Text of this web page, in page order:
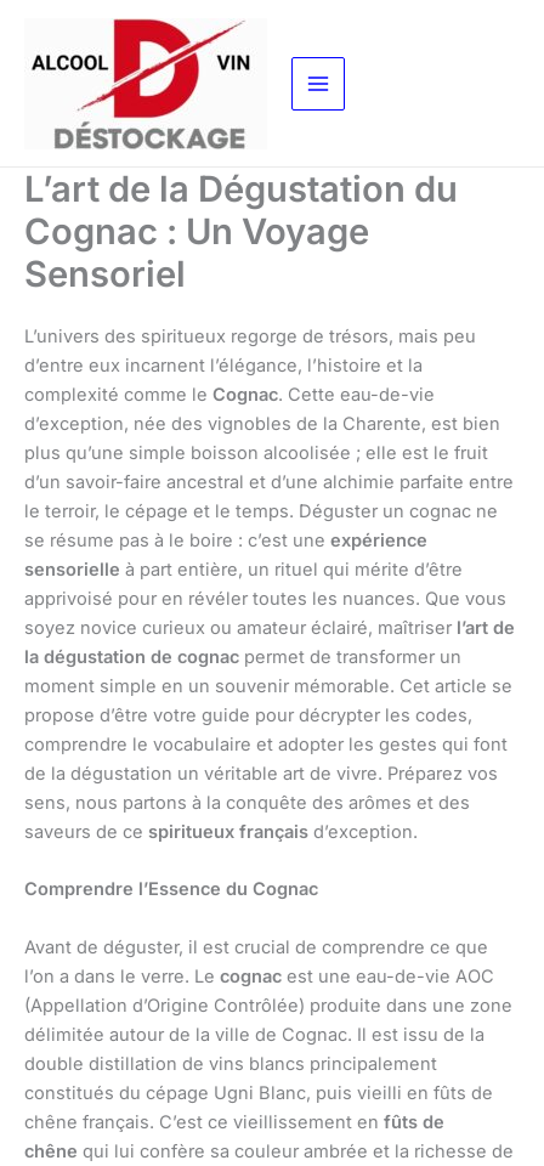
contenu
L’art de la Dégustation du
Cognac : Un Voyage
Sensoriel
L’univers des spiritueux regorge de trésors, mais peu
d’entre eux incarnent l’élégance, l’histoire et la
complexité comme le Cognac. Cette eau-de-vie
d’exception, née des vignobles de la Charente, est bien
plus qu’une simple boisson alcoolisée ; elle est le fruit
d’un savoir-faire ancestral et d’une alchimie parfaite entre
le terroir, le cépage et le temps. Déguster un cognac ne
se résume pas à le boire : c’est une expérience
sensorielle à part entière, un rituel qui mérite d’être
apprivoisé pour en révéler toutes les nuances. Que vous
soyez novice curieux ou amateur éclairé, maîtriser l’art de
la dégustation de cognac permet de transformer un
moment simple en un souvenir mémorable. Cet article se
propose d’être votre guide pour décrypter les codes,
comprendre le vocabulaire et adopter les gestes qui font
de la dégustation un véritable art de vivre. Préparez vos
sens, nous partons à la conquête des arômes et des
saveurs de ce spiritueux français d’exception.
Comprendre l’Essence du Cognac
Avant de déguster, il est crucial de comprendre ce que
l’on a dans le verre. Le cognac est une eau-de-vie AOC
(Appellation d’Origine Contrôlée) produite dans une zone
délimitée autour de la ville de Cognac. Il est issu de la
double distillation de vins blancs principalement
constitués du cépage Ugni Blanc, puis vieilli en fûts de
chêne français. C’est ce vieillissement en fûts de
chêne qui lui confère sa couleur ambrée et la richesse de